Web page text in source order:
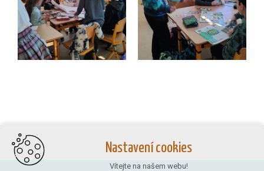
Nastavení cookies
Vítejte na našem webu!